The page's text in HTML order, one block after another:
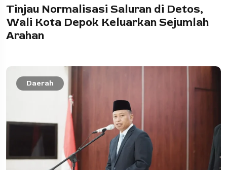
Tinjau Normalisasi Saluran di Detos,
Wali Kota Depok Keluarkan Sejumlah
Arahan
Daerah